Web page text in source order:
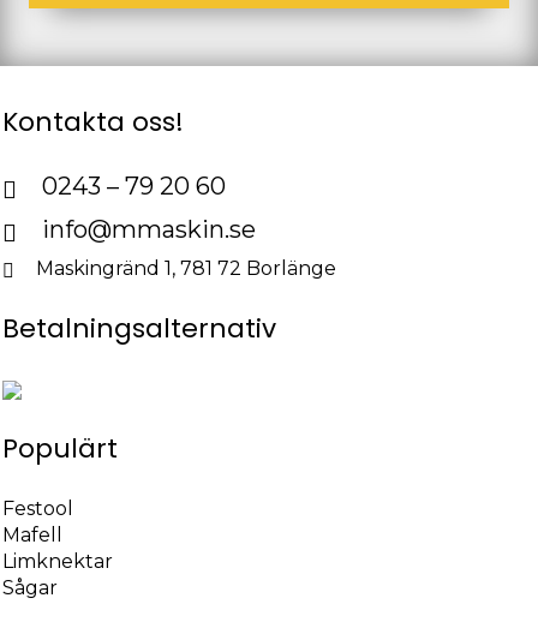
Kontakta oss!
0243 – 79 20 60
info@mmaskin.se
Maskingränd 1, 781 72 Borlänge
Betalningsalternativ
Populärt
Festool
Mafell
Limknektar
Sågar